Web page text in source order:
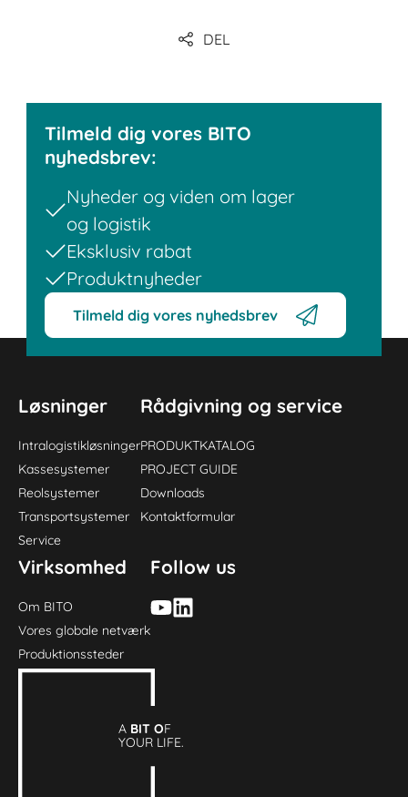
DEL
Tilmeld dig vores BITO
nyhedsbrev:
Nyheder og viden om lager
og logistik
Eksklusiv rabat
Produktnyheder
Tilmeld dig vores nyhedsbrev
Løsninger
Intralogistikløsninger
Kassesystemer
Reolsystemer
Transportsystemer
Service
Rådgivning og service
PRODUKTKATALOG
PROJECT GUIDE
Downloads
Kontaktformular
Virksomhed
Om BITO
Vores globale netværk
Produktionssteder
Follow us
A BIT OF
YOUR LIFE.